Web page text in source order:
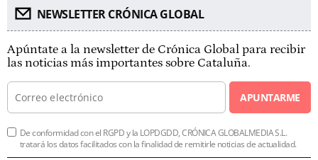
NEWSLETTER CRÓNICA GLOBAL
Apúntate a la newsletter de Crónica Global para recibir
las noticias más importantes sobre Cataluña.
APUNTARME
De conformidad con el RGPD y la LOPDGDD, CRÓNICA GLOBALMEDIA S.L.
tratará los datos facilitados con la finalidad de remitirle noticias de actualidad.